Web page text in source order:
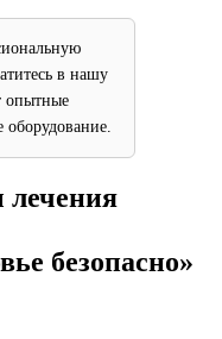
в нашу
опытные
безопасно»